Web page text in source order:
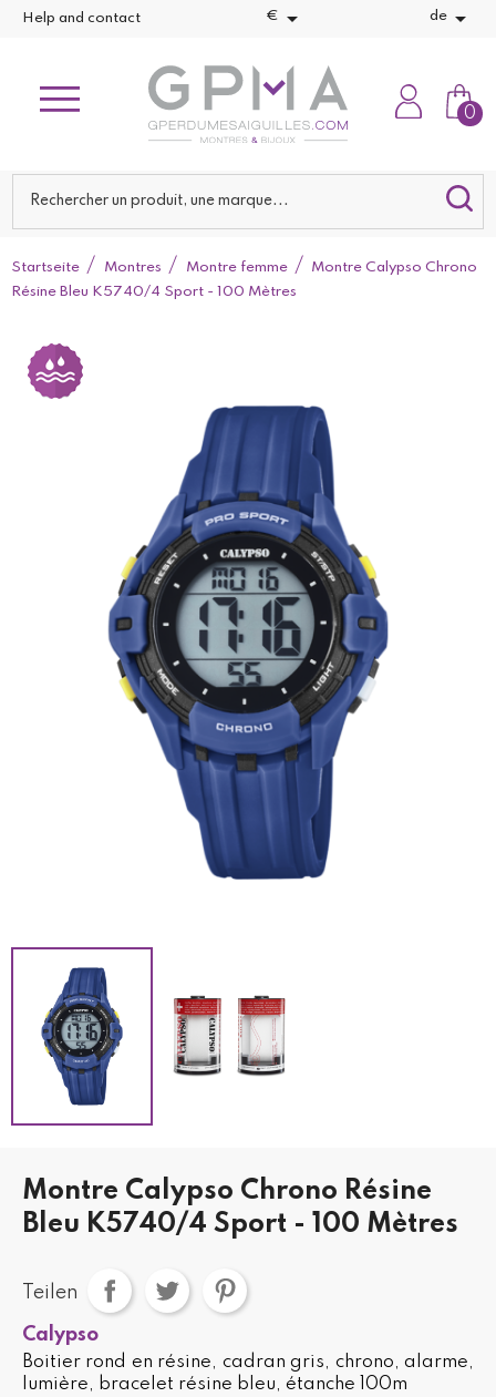
Help and contact €  de 
0
Startseite Montres Montre femme
Montre Calypso Chrono
Résine Bleu K5740/4 Sport - 100 Mètres
Montre Calypso Chrono Résine
Bleu K5740/4 Sport - 100 Mètres
Teilen
Calypso
Boitier rond en résine, cadran gris, chrono, alarme,
lumière, bracelet résine bleu, étanche 100m